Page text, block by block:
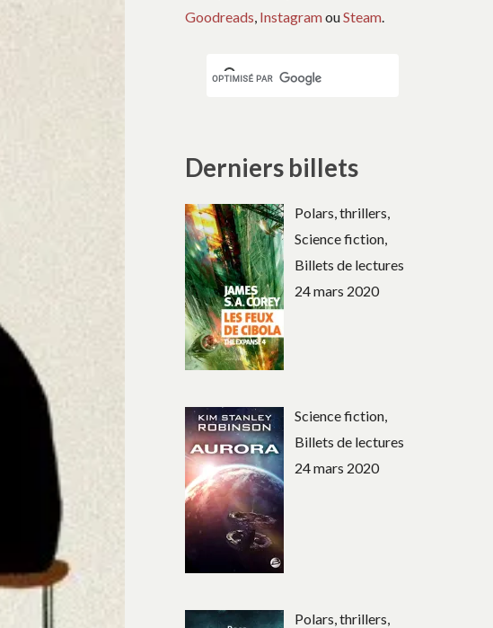
Goodreads, InstagramouSteam.
Derniers billets
Polars, thrillers,
Science fiction,
Billets de lectures
24 mars 2020
Science fiction,
Billets de lectures
24 mars 2020
Polars, thrillers,